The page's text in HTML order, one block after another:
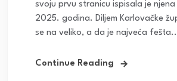
svoju prvu stranicu ispisala je njena
2025. godina. Diljem Karlovačke
se na veliko, a da je najveća
Continue Reading